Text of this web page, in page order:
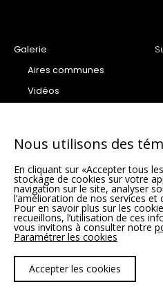
Galerie
Aires communes
Vidéos
Condo
Unités vedettes Phase 6 –
SUMUM
Politique de confidentialité |
© 2026 Condos VIVA. Tous droits
Nous utilisons des
En cliquant sur «Accepter tous
stockage de cookies sur votre
navigation sur le site, analyser
l’amélioration de nos services
Pour en savoir plus sur les
recueillons, l’utilisation de ces
vous invitons à consulter notre
Paramétrer les cookies
Accepter les cookies